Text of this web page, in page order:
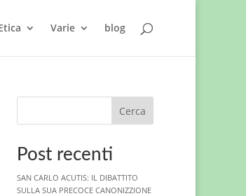
Varie blog
Cerca
Post recenti
SAN CARLO ACUTIS: IL DIBATTITO
SULLA SUA PRECOCE CANONIZZIONE